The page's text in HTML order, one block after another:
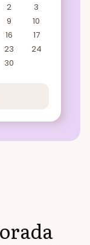
2
3
9
10
16
17
23
24
30